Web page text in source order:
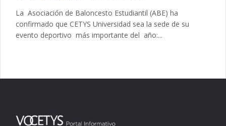
La Asociación de Baloncesto Estudiantil (ABE) ha
confirmado que CETYS Universidad sea la sede de su
evento deportivo más importante del año:...